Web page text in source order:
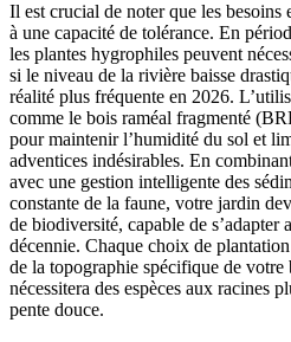
Il est crucial de noter que les besoins
à une capacité de tolérance. En
les plantes hygrophiles peuvent
si le niveau de la rivière baisse
réalité plus fréquente en 2026.
comme le bois raméal fragmenté
pour maintenir l’humidité du sol et
adventices indésirables. En
avec une gestion intelligente des
constante de la faune, votre jardin
de biodiversité, capable de s’adapter
décennie. Chaque choix de
de la topographie spécifique de votre
nécessitera des espèces aux racines
pente douce.